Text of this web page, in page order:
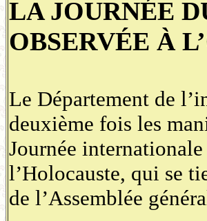
LA JOURNÉE
OBSERVÉE À
Le Département de
deuxième fois les
Journée
l’Holocauste, qui se
de l’Assemblée